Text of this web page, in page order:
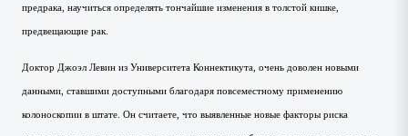
предрака, научиться определять тончайшие изменения в толстой кишке,
предвещающие рак.
Доктор Джоэл Левин из Университета Коннектикута, очень доволен новыми
данными, ставшими доступными благодаря повсеместному применению
колоноскопии в штате. Он считаете, что выявленные новые факторы риска